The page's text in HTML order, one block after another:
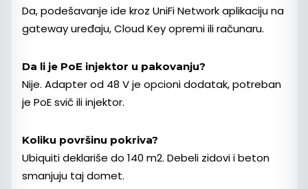
Da, podešavanje ide kroz UniFi Network aplikaciju na
gateway uređaju, Cloud Key opremi ili računaru.
Da li je PoE injektor u pakovanju?
Nije. Adapter od 48 V je opcioni dodatak, potreban
je PoE svič ili injektor.
Koliku površinu pokriva?
Ubiquiti deklariše do 140 m2. Debeli zidovi i beton
smanjuju taj domet.